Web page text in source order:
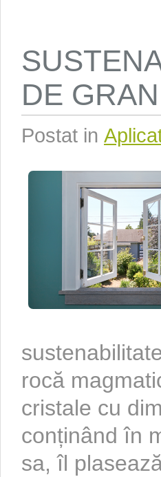
DE
Postat in
rocă
cristale cu
conținând în
sa, îl